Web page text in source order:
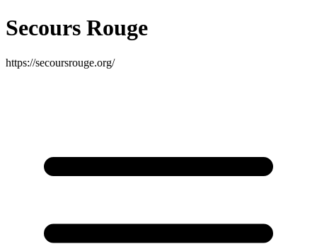
Secours Rouge
https://secoursrouge.org/